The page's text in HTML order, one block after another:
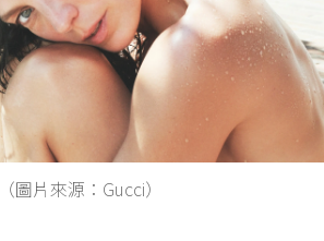
（圖片來源：Gucci）